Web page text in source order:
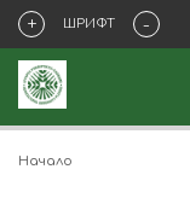
+ ШРИФТ -
Начало